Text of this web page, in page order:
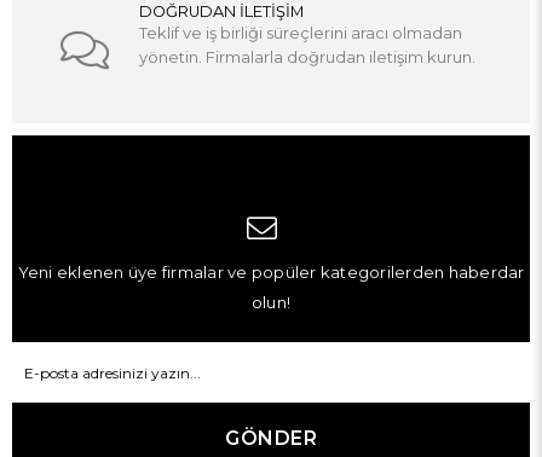
DOĞRUDAN İLETİŞİM
Teklif ve iş birliği süreçlerini aracı olmadan
yönetin. Firmalarla doğrudan iletişim kurun.
Yeni eklenen üye firmalar ve popüler kategorilerden haberdar
olun!
GÖNDER